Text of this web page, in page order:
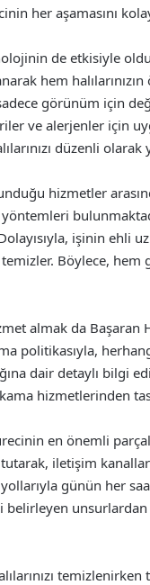
her aşamasını
de etkisiyle
hem
görünüm için
ve alerjenler için
düzenli olarak
hizmetler
işinin ehli
temizler. Böylece,
almak da Başaran
politikasıyla,
dair detaylı bilgi
hizmetlerinden
en önemli
iletişim
günün her
belirleyen